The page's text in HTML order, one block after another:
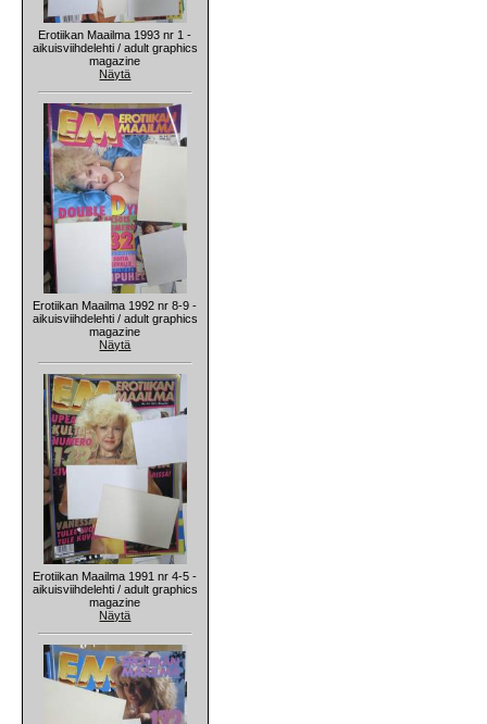
Erotiikan Maailma 1993 nr 1 -
aikuisviihdelehti / adult graphics
magazine
Näytä
Erotiikan Maailma 1992 nr 8-9 -
aikuisviihdelehti / adult graphics
magazine
Näytä
Erotiikan Maailma 1991 nr 4-5 -
aikuisviihdelehti / adult graphics
magazine
Näytä